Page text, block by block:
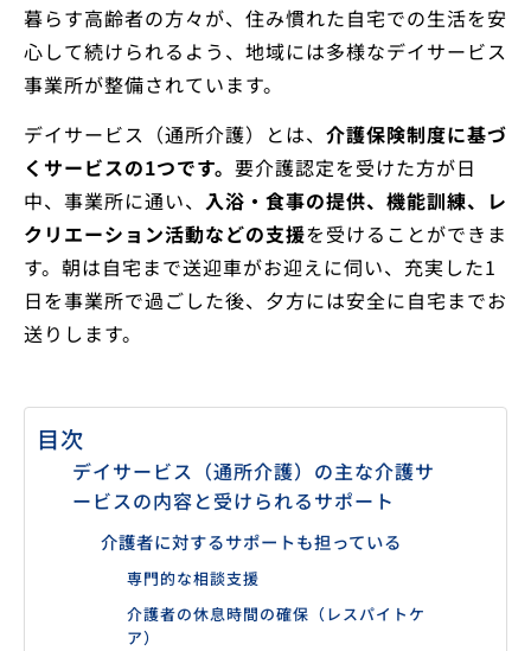
暮らす高齢者の方々が、住み慣れた自宅での生活を安
心して続けられるよう、地域には多様なデイサービス
事業所が整備されています。
デイサービス（通所介護）とは、 介護保険制度に基づ
くサービスの1つです。 要介護認定を受けた方が日
中、事業所に通い、 入浴・食事の提供、機能訓練、レ
クリエーション活動などの支援を受けることができま
す。朝は自宅まで送迎車がお迎えに伺い、充実した1
日を事業所で過ごした後、夕方には安全に自宅までお
送りします。
目次
デイサービス（通所介護）の主な介護サ
ービスの内容と受けられるサポート
介護者に対するサポートも担っている
専門的な相談支援
介護者の休息時間の確保（レスパイトケ
ア）